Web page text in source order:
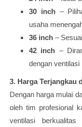
30 inch–
usaha
36 inch –
42 inch –
dengan
3. Harga Terjangkau
Dengan harga mulai
oleh tim profesional
ventilasi